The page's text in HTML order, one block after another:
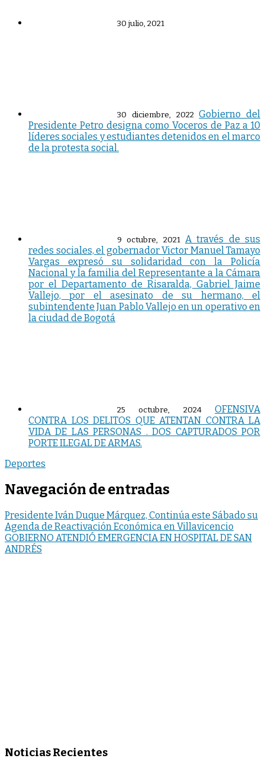
30 julio, 2021
30 diciembre, 2022 Gobierno del
Presidente Petro designa como Voceros de Paz a 10
líderes sociales y estudiantes detenidos en el marco
de la protesta social.
9 octubre, 2021 A través de sus
redes sociales, el gobernador Victor Manuel Tamayo
Vargas expresó su solidaridad con la Policía
Nacional y la familia del Representante a la Cámara
por el Departamento de Risaralda, Gabriel Jaime
Vallejo, por el asesinato de su hermano, el
subintendente Juan Pablo Vallejo en un operativo en
la ciudad de Bogotá
25 octubre, 2024
OFENSIVA
CONTRA LOS DELITOS QUE ATENTAN CONTRA LA
VIDA DE LAS PERSONAS . DOS CAPTURADOS POR
PORTE ILEGAL DE ARMAS.
Deportes
Navegación de entradas
Presidente Iván Duque Márquez, Continúa este Sábado su
Agenda de Reactivación Económica en Villavicencio
GOBIERNO ATENDIÓ EMERGENCIA EN HOSPITAL DE SAN
ANDRÉS
Noticias Recientes